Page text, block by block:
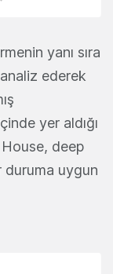
yanı sıra
ederek
yer aldığı
deep
duruma uygun